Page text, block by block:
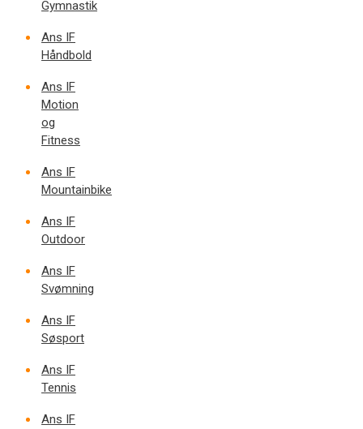
Gymnastik
Ans IF
Håndbold
Ans IF
Motion
og
Fitness
Ans IF
Mountainbike
Ans IF
Outdoor
Ans IF
Svømning
Ans IF
Søsport
Ans IF
Tennis
Ans IF